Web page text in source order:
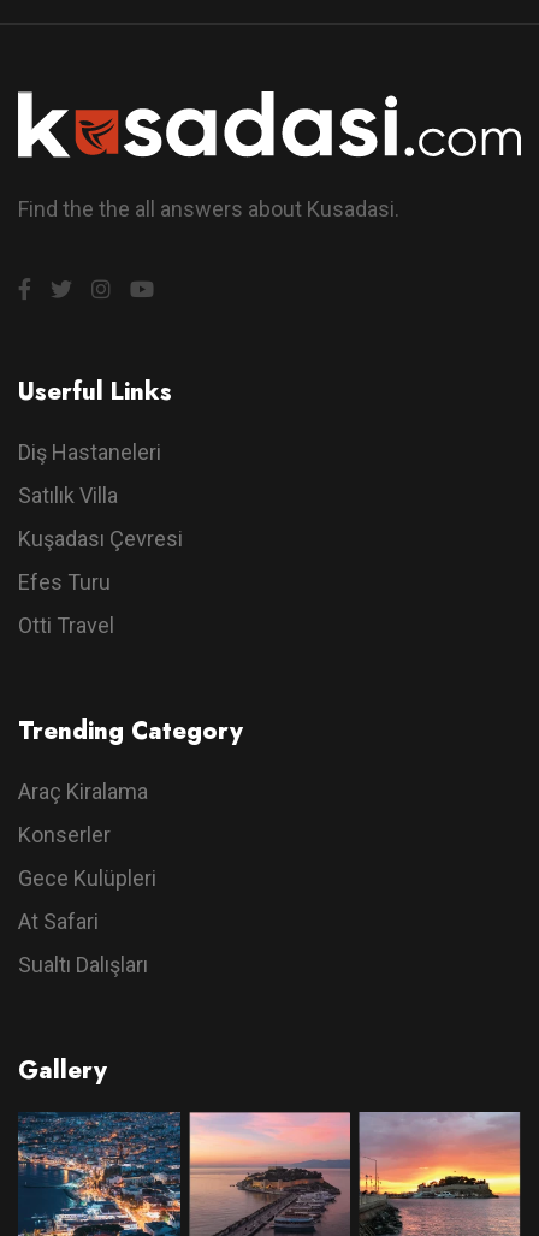
Find the the all answers about Kusadasi.
Userful Links
Diş Hastaneleri
Satılık Villa
Kuşadası Çevresi
Efes Turu
Otti Travel
Trending Category
Araç Kiralama
Konserler
Gece Kulüpleri
At Safari
Sualtı Dalışları
Gallery